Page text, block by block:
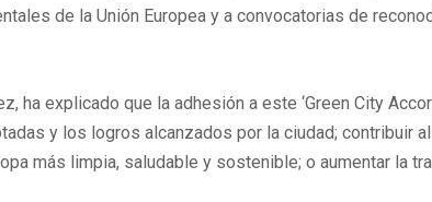
de la Unión Europea y a convocatorias de
explicado que la adhesión a este ‘Green City
y los logros alcanzados por la ciudad; contribuir
más limpia, saludable y sostenible; o aumentar la